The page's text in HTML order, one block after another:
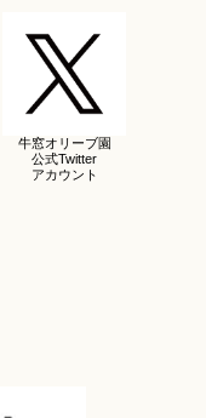
牛窓オリーブ園
公式Twitter
アカウント